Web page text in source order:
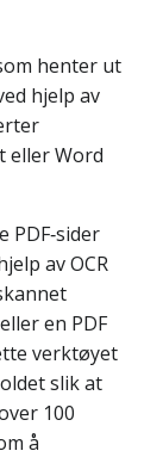
henter ut
hjelp av
eller Word
PDF‑sider
av OCR
en PDF
verktøyet
slik at
100
å